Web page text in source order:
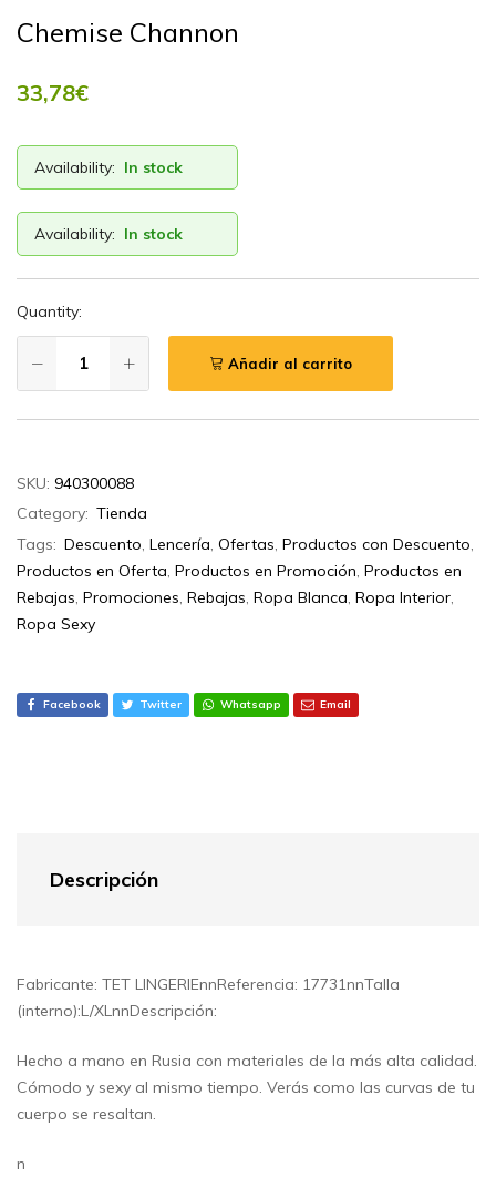
Chemise Channon
33,78€
Availability: In stock
Availability: In stock
Quantity:
Añadir al carrito
SKU: 940300088
Category: Tienda
Tags: Descuento, Lencería, Ofertas, Productos con Descuento,
Productos en Oferta, Productos en Promoción, Productos en
Rebajas, Promociones, Rebajas, Ropa Blanca, Ropa Interior,
Ropa Sexy
Facebook Twitter Whatsapp Email
Descripción
Fabricante: TET LINGERIEnnReferencia: 17731nnTalla
(interno):L/XLnnDescripción:
Hecho a mano en Rusia con materiales de la más alta calidad.
Cómodo y sexy al mismo tiempo. Verás como las curvas de tu
cuerpo se resaltan.
n